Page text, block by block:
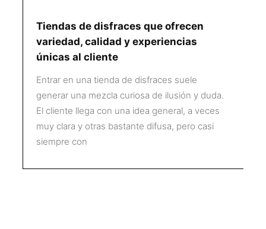
Tiendas de disfraces que ofrecen
variedad, calidad y experiencias
únicas al cliente
Entrar en una tienda de disfraces suele
generar una mezcla curiosa de ilusión y duda.
El cliente llega con una idea general, a veces
muy clara y otras bastante difusa, pero casi
siempre con